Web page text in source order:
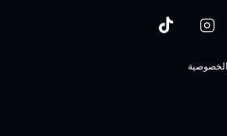
الخصوصية